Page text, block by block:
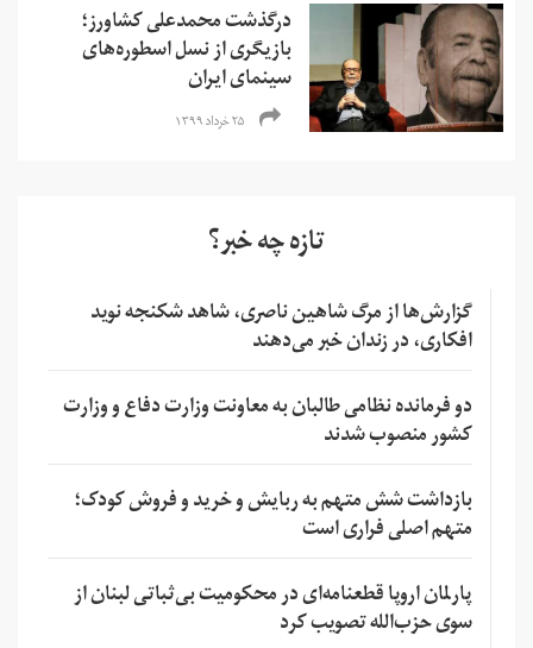
درگذشت محمدعلی کشاورز؛
بازیگری از نسل اسطوره‌های
سینمای ایران
۲۵ خرداد ۱۳۹۹
تازه چه خبر؟
گزارش‌ها از مرگ شاهین ناصری، شاهد شکنجه نوید
افکاری، در زندان خبر می‌دهند
دو فرمانده نظامی طالبان به معاونت وزارت دفاع و وزارت
کشور منصوب شدند
بازداشت شش متهم به ربایش و خرید و فروش کودک؛
متهم اصلی فراری است
پارلمان اروپا قطعنامه‌ای در محکومیت بی‌ثباتی لبنان از
سوی حزب‌الله تصویب کرد